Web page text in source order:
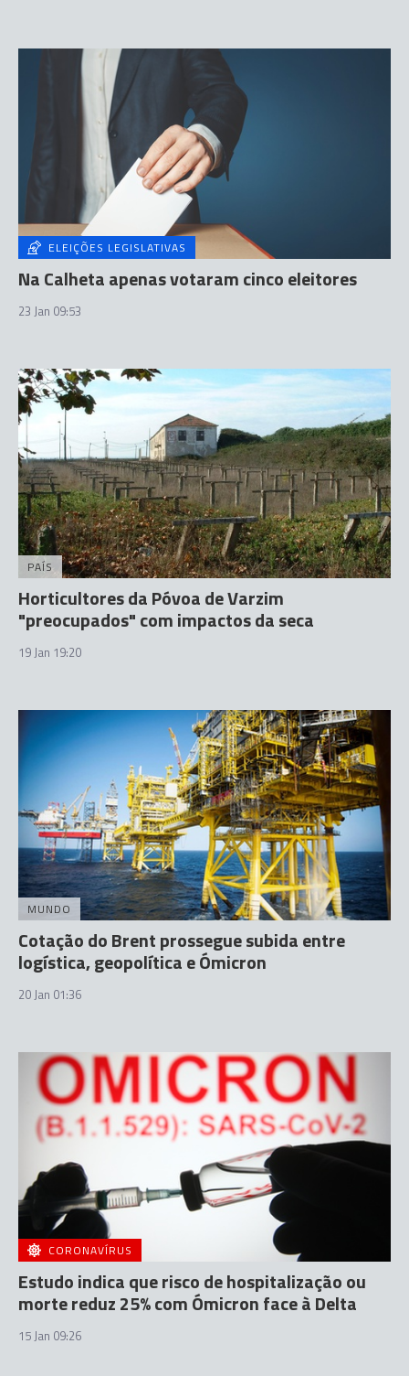
ELEIÇÕES LEGISLATIVAS
Na Calheta apenas votaram cinco eleitores
23 Jan 09:53
PAÍS
Horticultores da Póvoa de Varzim
"preocupados" com impactos da seca
19 Jan 19:20
MUNDO
Cotação do Brent prossegue subida entre
logística, geopolítica e Ómicron
20 Jan 01:36
CORONAVÍRUS
Estudo indica que risco de hospitalização ou
morte reduz 25% com Ómicron face à Delta
15 Jan 09:26